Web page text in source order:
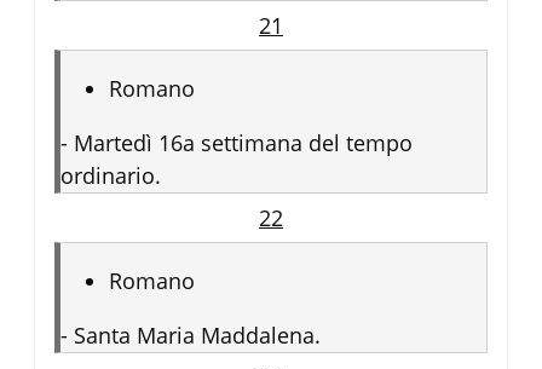
21
Romano
- Martedì 16a settimana del tempo
ordinario.
22
Romano
- Santa Maria Maddalena.